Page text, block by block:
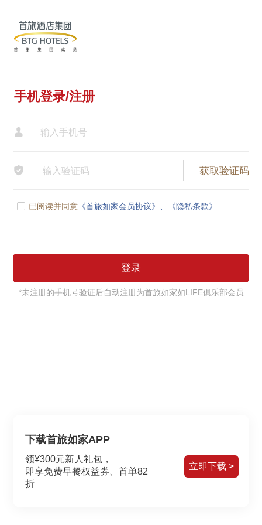
手机登录/注册


已阅读并同意 《首旅如家会员协议》、 《隐私条款》
*未注册的手机号验证后自动注册为首旅如家如LIFE俱乐部会员
下载首旅如家APP
领¥300元新人礼包，
即享免费早餐权益券、首单82
折
立即下载 >